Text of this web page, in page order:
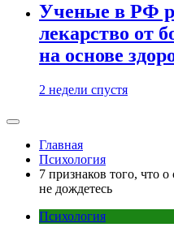
Ученые в РФ
лекарство от
на основе
2 недели спустя
Главная
Психология
7 признаков того, что
не дождетесь
Психология